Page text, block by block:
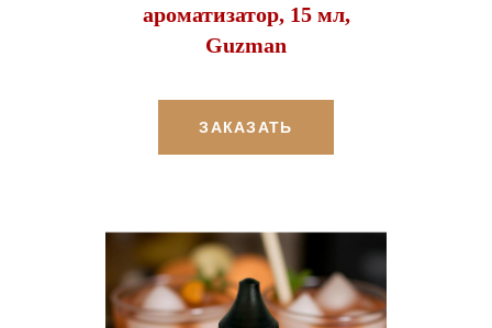
ароматизатор, 15 мл,
Guzman
ЗАКАЗАТЬ